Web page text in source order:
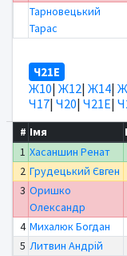
Тарновецький
Тарас
Ч21Е
Ж10| Ж12| Ж14|
Ч17| Ч20| Ч21Е|
# Імя
1 Хасаншин Ренат
2 Грудецький Євген
3 Оришко
Олександр
4 Михалюк Богдан
5 Литвин Андрій